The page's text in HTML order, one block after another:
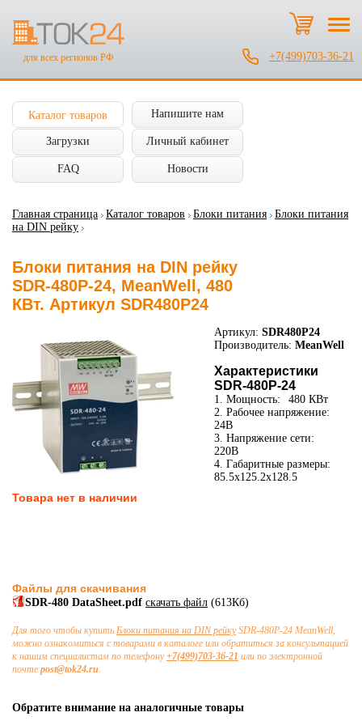
для всех регионов РФ +7(499)703-36-21
Каталог товаров Напишите нам
Загрузки Личный кабинет
FAQ Новости
Главная страница Каталог товаров Блоки питания
Блоки питания
на DIN рейку
Блоки питания на DIN рейку
SDR-480P-24, MeanWell, 480
КВт. Артикул SDR480P24
Артикул: SDR480P24
Производитель: MeanWell
Характеристики
SDR-480P-24
1. Мощность:
480 КВт
2. Рабочее напряжение:
24В
3. Напряжение сети:
220В
4. Габаритные размеры:
85.5x125.2x128.5
Товара нет в наличии
Файлы для скачивания
SDR-480 DataSheet.pdf скачать файл (613Кб)
Для того чтобы купить Блоки питания на DIN рейкуSDR-480P-24 MeanWell,
можно ознакомиться с товарами в каталоге или обратиться за консультацией
к нашим специалистам по телефону+7(499)703-36-21 или по электронной
почте post@tok24.ru.
Обратите внимание на аналогичные товары